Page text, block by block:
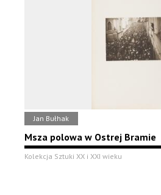
Jan Bułhak
Msza polowa w Ostrej Bramie
Kolekcja Sztuki XX i XXI wieku